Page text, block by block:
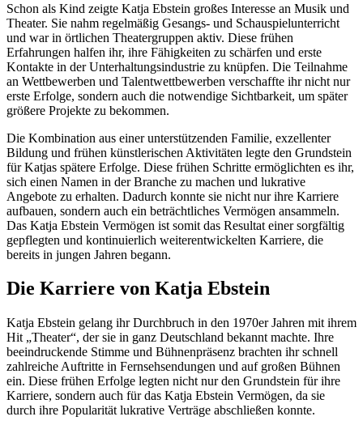
Schon als Kind zeigte Katja Ebstein großes Interesse an Musik und
Theater. Sie nahm regelmäßig Gesangs- und Schauspielunterricht
und war in örtlichen Theatergruppen aktiv. Diese frühen
Erfahrungen halfen ihr, ihre Fähigkeiten zu schärfen und erste
Kontakte in der Unterhaltungsindustrie zu knüpfen. Die Teilnahme
an Wettbewerben und Talentwettbewerben verschaffte ihr nicht nur
erste Erfolge, sondern auch die notwendige Sichtbarkeit, um später
größere Projekte zu bekommen.
Die Kombination aus einer unterstützenden Familie, exzellenter
Bildung und frühen künstlerischen Aktivitäten legte den Grundstein
für Katjas spätere Erfolge. Diese frühen Schritte ermöglichten es ihr,
sich einen Namen in der Branche zu machen und lukrative
Angebote zu erhalten. Dadurch konnte sie nicht nur ihre Karriere
aufbauen, sondern auch ein beträchtliches Vermögen ansammeln.
Das Katja Ebstein Vermögen ist somit das Resultat einer sorgfältig
gepflegten und kontinuierlich weiterentwickelten Karriere, die
bereits in jungen Jahren begann.
Die Karriere von Katja Ebstein
Katja Ebstein gelang ihr Durchbruch in den 1970er Jahren mit ihrem
Hit „Theater“, der sie in ganz Deutschland bekannt machte. Ihre
beeindruckende Stimme und Bühnenpräsenz brachten ihr schnell
zahlreiche Auftritte in Fernsehsendungen und auf großen Bühnen
ein. Diese frühen Erfolge legten nicht nur den Grundstein für ihre
Karriere, sondern auch für das Katja Ebstein Vermögen, da sie
durch ihre Popularität lukrative Verträge abschließen konnte.